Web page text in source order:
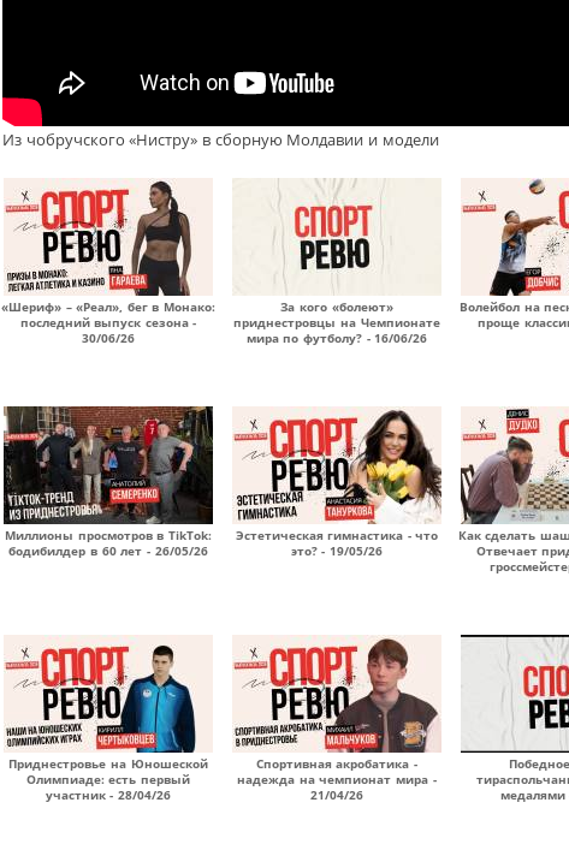
Из чобручского «Нистру» в сборную Молдавии и модели
«Шериф» – «Реал», бег в Монако:
последний выпуск сезона -
30/06/26
За кого «болеют»
приднестровцы на Чемпионате
мира по футболу? - 16/06/26
Волейбол на
проще
Миллионы просмотров в TikTok:
бодибилдер в 60 лет - 26/05/26
Эстетическая гимнастика - что
это? - 19/05/26
Как сделать
Отвечает
Приднестровье на Юношеской
Олимпиаде: есть первый
участник - 28/04/26
Спортивная акробатика -
надежда на чемпионат мира -
21/04/26
медалями